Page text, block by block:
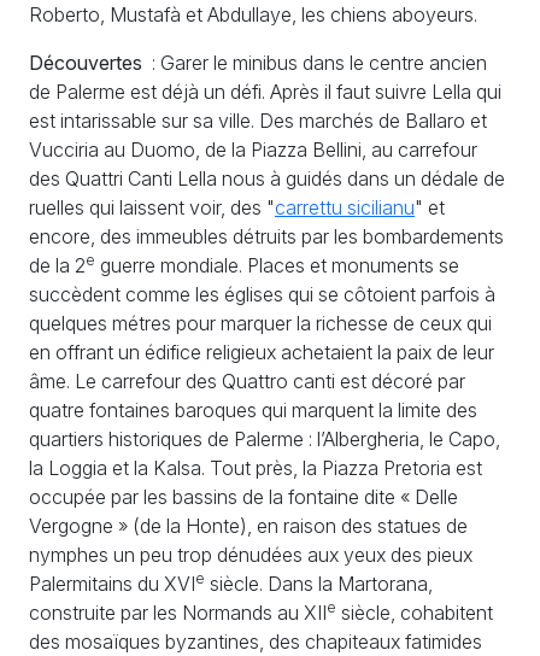
Roberto, Mustafà et Abdullaye, les chiens aboyeurs.
Découvertes : Garer le minibus dans le centre ancien
de Palerme est déjà un défi. Après il faut suivre Lella qui
est intarissable sur sa ville. Des marchés de Ballaro et
Vucciria au Duomo, de la Piazza Bellini, au carrefour
des Quattri Canti Lella nous à guidés dans un dédale de
ruelles qui laissent voir, des "carrettu sicilianu" et
encore, des immeubles détruits par les bombardements
de la 2e guerre mondiale. Places et monuments se
succèdent comme les églises qui se côtoient parfois à
quelques métres pour marquer la richesse de ceux qui
en offrant un édifice religieux achetaient la paix de leur
âme. Le carrefour des Quattro canti est décoré par
quatre fontaines baroques qui marquent la limite des
quartiers historiques de Palerme : l’Albergheria, le Capo,
la Loggia et la Kalsa. Tout près, la Piazza Pretoria est
occupée par les bassins de la fontaine dite « Delle
Vergogne » (de la Honte), en raison des statues de
nymphes un peu trop dénudées aux yeux des pieux
Palermitains du XVIe siècle. Dans la Martorana,
construite par les Normands au XIIe siècle, cohabitent
des mosaïques byzantines, des chapiteaux fatimides